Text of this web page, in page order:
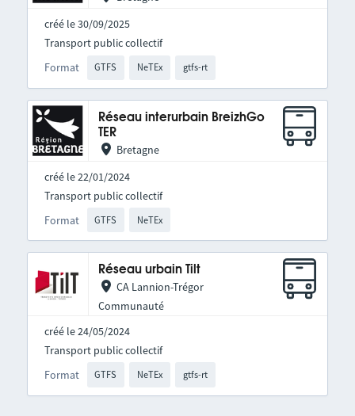
créé le 30/09/2025
Format GTFS NeTEx gtfs-rt
Transport public collectif
Réseau interurbain BreizhGo
TER
Bretagne
créé le 22/01/2024
Format GTFS NeTEx
Transport public collectif
Réseau urbain Tilt
CA Lannion-Trégor
Communauté
créé le 24/05/2024
Format GTFS NeTEx gtfs-rt
Transport public collectif